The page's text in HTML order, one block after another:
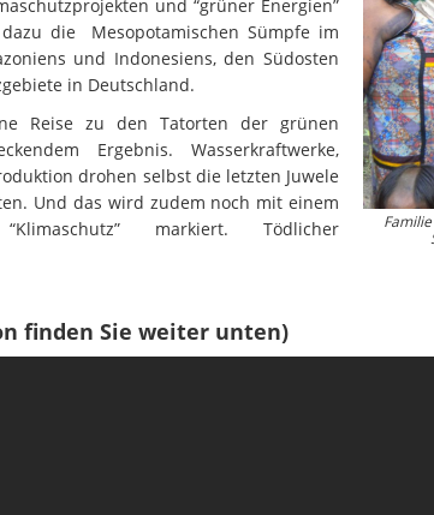
die
und “grüner Energien”
die Mesopotamischen Sümpfe im
und Indonesiens, den Südosten
in Deutschland.
Reise zu den Tatorten der grünen
Ergebnis. Wasserkraftwerke,
drohen selbst die letzten Juwele
Und das wird zudem noch mit einem
markiert. Tödlicher
finden Sie weiter unten)